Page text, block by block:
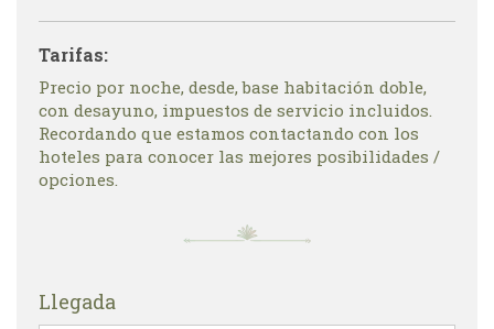
Tarifas:
Precio por noche, desde, base habitación doble,
con desayuno, impuestos de servicio incluidos.
Recordando que estamos contactando con los
hoteles para conocer las mejores posibilidades /
opciones.
Llegada